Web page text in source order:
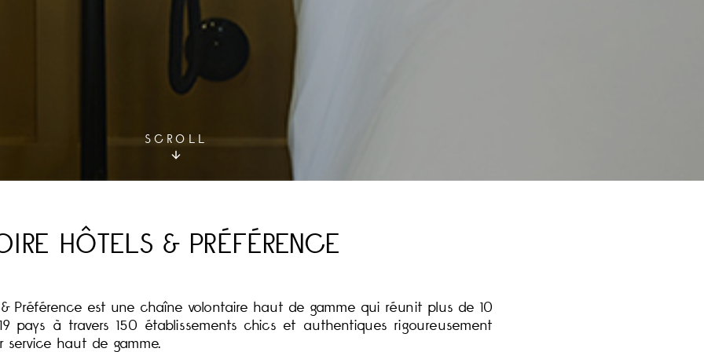
SCROLL
HÔTELS & PRÉFÉRENCE
Préférence est une chaîne volontaire haut de gamme qui réunit plus de 10
pays à travers 150 établissements chics et authentiques rigoureusement
haut de gamme.